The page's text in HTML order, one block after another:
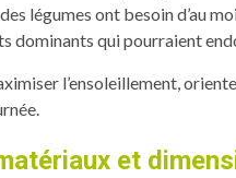
légumes ont besoin d’au
dominants qui pourraient
l’ensoleillement,
et